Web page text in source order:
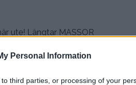
Personal Information
third parties, or processing of your
ute! Längtar MASSOR